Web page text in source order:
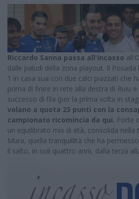
Riccardo Sanna passa all'incasso
dalle paludi della zona playout. Il
1 in casa sua con due calci piazzati che
prima di finire in rete alla destra di Ruiu
successo di fila (per la prima volta in
volano a quota 23 punti con la
campionato ricomincia da qui. Forte
un equilibrato mix di età, consolida nella
Mura, quella tranquillità che ha
il salto, in soli quattro anni, dalla terza